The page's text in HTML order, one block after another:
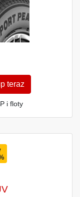
teraz
i floty